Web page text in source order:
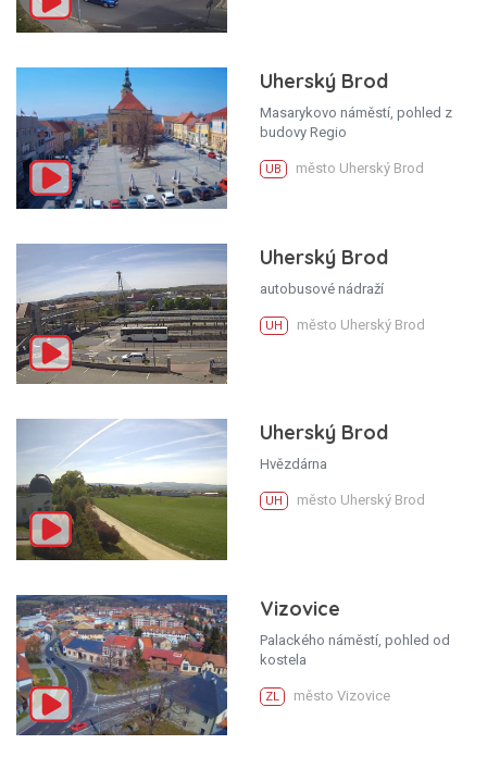
Uherský Brod
Masarykovo náměstí, pohled z
budovy Regio
UB město Uherský Brod
Uherský Brod
autobusové nádraží
UH město Uherský Brod
Uherský Brod
Hvězdárna
UH město Uherský Brod
Vizovice
Palackého náměstí, pohled od
kostela
ZL město Vizovice